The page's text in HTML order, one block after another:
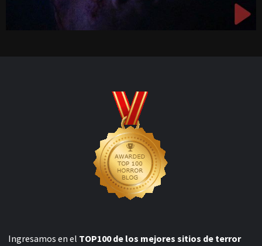
Ingresamos en el TOP100 de los mejores sitios de terror